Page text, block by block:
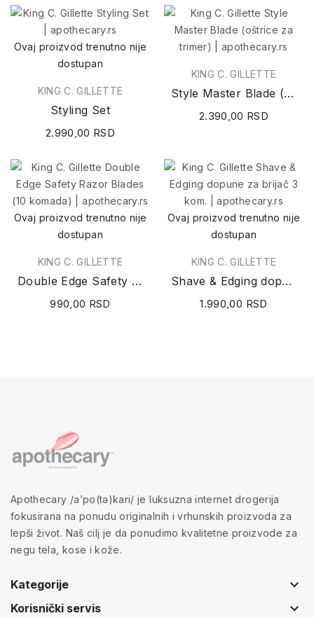
Ovaj proizvod trenutno nije
dostupan
KING C. GILLETTE
Styling Set
2.990,00 RSD
KING C. GILLETTE
Style Master Blade (oštrice za trimer) 1 komad
2.390,00 RSD
Ovaj proizvod trenutno nije
dostupan
KING C. GILLETTE
Double Edge Safety Razor Blades (10 komada)
990,00 RSD
Ovaj proizvod trenutno nije
dostupan
KING C. GILLETTE
Shave & Edging dopune za brijač (3 komada)
1.990,00 RSD
Apothecary /a’po(tə)kari/ je luksuzna internet drogerija
fokusirana na ponudu originalnih i vrhunskih proizvoda za
lepši život. Naš cilj je da ponudimo kvalitetne proizvode za
negu tela, kose i kože.
Kategorije keyboard_arrow_down
Korisnički servis keyboard_arrow_down